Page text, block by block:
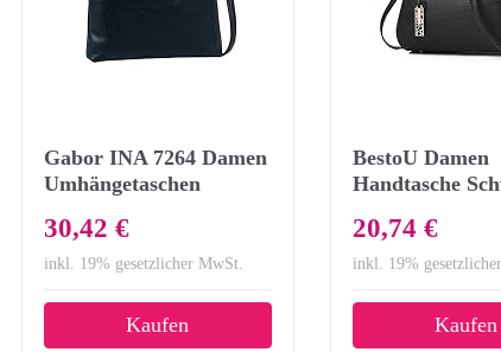
Gabor INA 7264 Damen
Umhängetaschen
Schwarz (schwarz 60)
30,42 €
inkl. 19% gesetzlicher MwSt.
Kaufen
BestoU Damen
Handtasche
Schultertasche
Umhängetasche
20,74 €
inkl. 19%
Kaufen